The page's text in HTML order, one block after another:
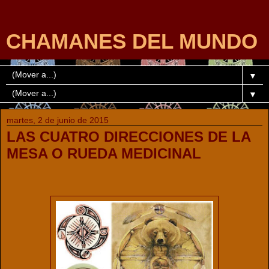
CHAMANES DEL MUNDO
▼
▼
martes, 2 de junio de 2015
LAS CUATRO DIRECCIONES DE LA
MESA O RUEDA MEDICINAL